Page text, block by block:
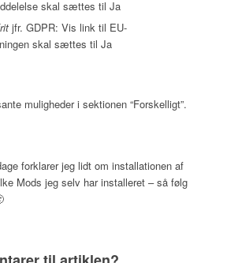
skal sættes til Ja
jfr. GDPR: Vis link til EU-
skal sættes til Ja
muligheder i sektionen “Forskelligt”.
forklarer jeg lidt om installationen af
Mods jeg selv har installeret – så følg